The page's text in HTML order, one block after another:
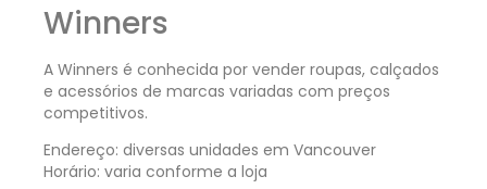
Winners
A Winners é conhecida por vender roupas, calçados
e acessórios de marcas variadas com preços
competitivos.
Endereço: diversas unidades em Vancouver
Horário: varia conforme a loja